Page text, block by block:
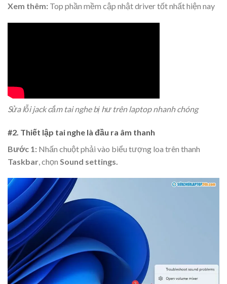
Xem thêm: Top phần mềm cập nhật driver tốt nhất hiện nay
Sửa lỗi jack cắm tai nghe bị hư trên laptop nhanh chóng
#2. Thiết lập tai nghe là đầu ra âm thanh
Bước 1: Nhấn chuột phải vào biểu tượng loa trên thanh
Taskbar , chọn Sound settings.